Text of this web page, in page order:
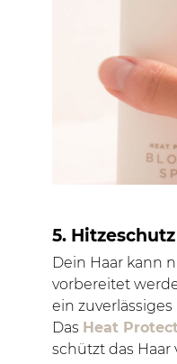
5.
Dein Haar kann
vorbereitet
ein zuverlässiges
Das Heat
schützt das Haar